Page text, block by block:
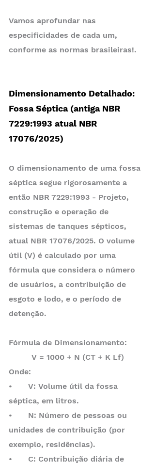
Vamos aprofundar nas
especificidades de cada um,
conforme as normas brasileiras!.
Dimensionamento Detalhado:
Fossa Séptica (antiga NBR
7229:1993 atual NBR
17076/2025)
O dimensionamento de uma fossa
séptica segue rigorosamente a
então NBR 7229:1993 - Projeto,
construção e operação de
sistemas de tanques sépticos,
atual NBR 17076/2025. O volume
útil (V) é calculado por uma
fórmula que considera o número
de usuários, a contribuição de
esgoto e lodo, e o período de
detenção.
Fórmula de Dimensionamento:
V = 1000 + N (CT + K Lf)
Onde:
•	V: Volume útil da fossa
séptica, em litros.
•	N: Número de pessoas ou
unidades de contribuição (por
exemplo, residências).
•	C: Contribuição diária de